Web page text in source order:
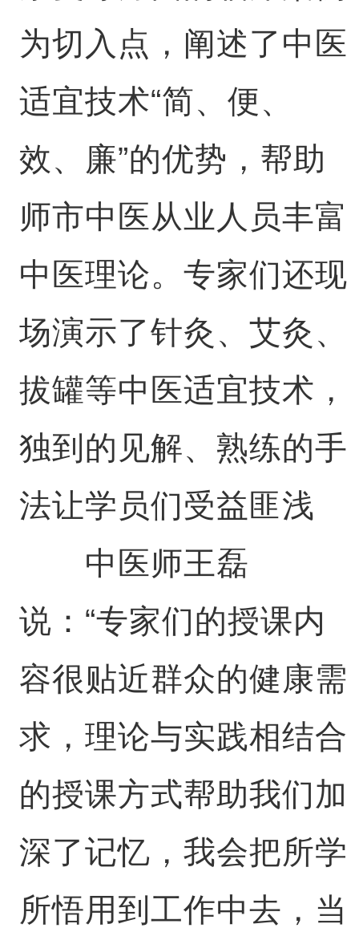
为切入点，阐述了中医
适宜技术“简、便、
效、廉”的优势，帮助
师市中医从业人员丰富
中医理论。专家们还现
场演示了针灸、艾灸、
拔罐等中医适宜技术，
独到的见解、熟练的手
法让学员们受益匪浅
中医师王磊
说：“专家们的授课内
容很贴近群众的健康需
求，理论与实践相结合
的授课方式帮助我们加
深了记忆，我会把所学
所悟用到工作中去，当